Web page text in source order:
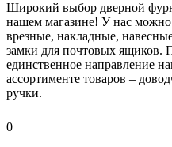
Широкий выбор дверной
нашем магазине! У нас
врезные, накладные,
замки для почтовых ящиков.
единственное направление
ассортименте товаров –
ручки.
0